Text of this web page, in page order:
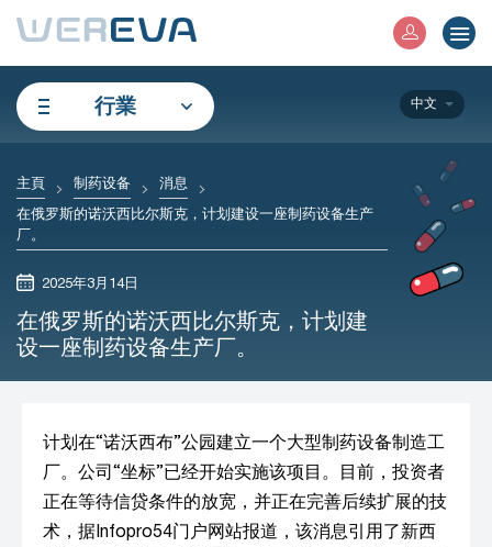
行業 中文
主頁 制药设备 消息
在俄罗斯的诺沃西比尔斯克，计划建设一座制药设备生产
厂。
2025年3月14日
在俄罗斯的诺沃西比尔斯克，计划建
设一座制药设备生产厂。
计划在“诺沃西布”公园建立一个大型制药设备制造工
厂。公司“坐标”已经开始实施该项目。目前，投资者
正在等待信贷条件的放宽，并正在完善后续扩展的技
术，据Infopro54门户网站报道，该消息引用了新西